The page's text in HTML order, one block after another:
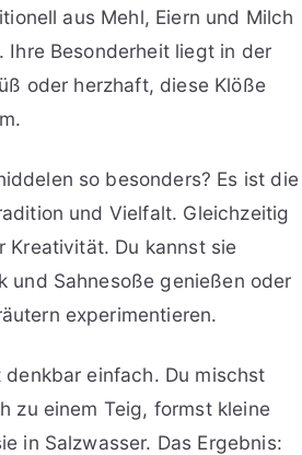
aus Mehl, Eiern und Milch
Ihre Besonderheit liegt in der
oder herzhaft, diese Klöße
so besonders? Es ist die
und Vielfalt. Gleichzeitig
Kreativität. Du kannst sie
und Sahnesoße genießen oder
experimentieren.
einfach. Du mischst
zu einem Teig, formst kleine
in Salzwasser. Das Ergebnis: